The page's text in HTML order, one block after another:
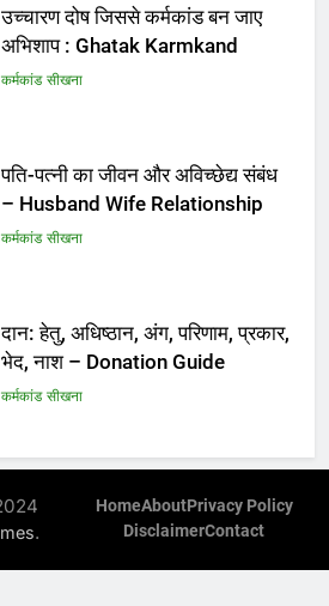
उच्चारण दोष जिससे कर्मकांड बन जाए
अभिशाप : Ghatak Karmkand
कर्मकांड सीखना
पति-पत्नी का जीवन और अविच्छेद्य संबंध
– Husband Wife Relationship
कर्मकांड सीखना
दान: हेतु, अधिष्ठान, अंग, परिणाम, प्रकार,
भेद, नाश – Donation Guide
कर्मकांड सीखना
bharose hanko gadi
.
HomeAboutPrivacy Policy
DisclaimerContact